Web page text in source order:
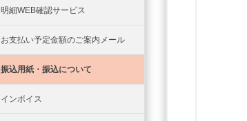
明細WEB確認サービス
お支払い予定金額のご案内メール
振込用紙・振込について
インボイス